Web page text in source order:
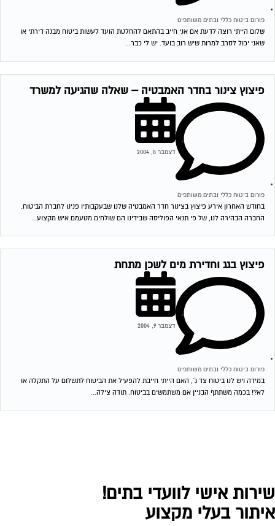
פורום ביטוח כללי ובתים משותפים
שלום הייתי רוצה לדעת אם אני חייב בהתאם להחלטת הועד לעשות ביטוח מבנה דירתי או
שאני יכול לסרב למרות שיש רוב בועד. יש לי כבר...
פיצוץ צינור בחדר האמבטיה – שאלה שהגיעה למשרד
פורום ביטוח כללי ובתים משותפים
דצמבר 8, 2004
בחודש האחרון אירע פיצוץ בצינור חדר האמבטיה שלנו שבעקבותיו פנינו לחברת הביטוח.
החברה הבהירה לנו, של פי תנאי הפוליסה שבידינו הם שולחים מטעמם איש מקצוע...
פיצוץ בגג וחדירת מים לשכן מתחת
פורום ביטוח כללי ובתים משותפים
דצמבר 9, 2004
במידה ויש לנו ביטוח צד ג´, האם הייתי חייבת להפעיל את הביטוח לתשלום על התקלה או
לא?! בכמה משתתף הבניין אם משתמשים בביטוח. תודה צילה...
אישי לוועדי בתים!
בעלי מקצוע